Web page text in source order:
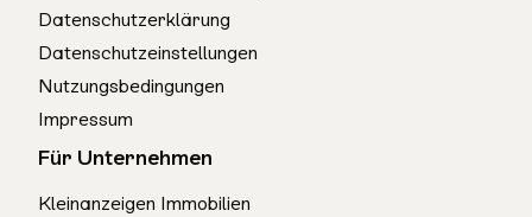
Datenschutzerklärung
Datenschutzeinstellungen
Nutzungsbedingungen
Impressum
Für Unternehmen
Kleinanzeigen Immobilien